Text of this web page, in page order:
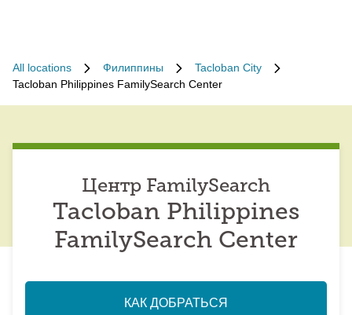
All locations Филиппины
Tacloban City
Tacloban Philippines FamilySearch Center
Центр FamilySearch
Tacloban Philippines
FamilySearch Center
КАК ДОБРАТЬСЯ